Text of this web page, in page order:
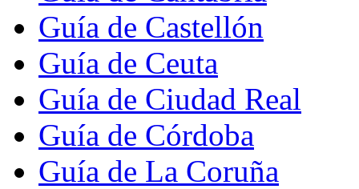
Guía de Castellón
Guía de Ceuta
Guía de Ciudad Real
Guía de Córdoba
Guía de La Coruña